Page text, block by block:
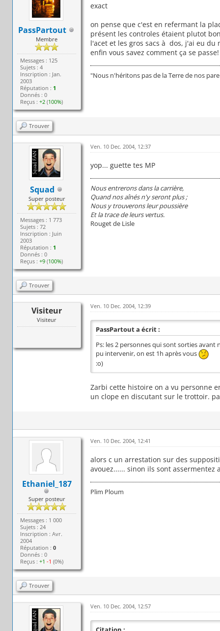
PassPartout
Membre
Messages : 125
Sujets : 4
Inscription : Jan.
2003
Réputation : 1
Donnés : 0
Reçus :+2 (100%)
exact
on pense que c'est en refermant la
présent les controles étaient plutot
l'acet et les gros sacs à dos, j'ai eu
enfin vous savez comment ça se passe!
"Nous n'héritons pas de la Terre de nos
Trouver
Squad
Super posteur
Messages : 1 773
Sujets : 72
Inscription : Juin
2003
Réputation : 1
Donnés : 0
Reçus :+9 (100%)
Ven. 10 Dec. 2004, 12:37
yop... guette tes MP
Nous entrerons dans la carrière,
Quand nos aînés n'y seront plus ;
Nous y trouverons leur poussière
Et la trace de leurs vertus.
Rouget de Lisle
Trouver
Visiteur
Visiteur
Ven. 10 Dec. 2004, 12:39
PassPartout a écrit :
Ps: les 2 personnes qui sont sorties
pu intervenir, on est 1h après vous
:o)
Zarbi cette histoire on a vu personne
un clope en discutant sur le trottoir.
Ethaniel_187
Super posteur
Messages : 1 000
Sujets : 24
Inscription : Avr.
2004
Réputation :0
Donnés : 0
Reçus :+1 -1 (0%)
Ven. 10 Dec. 2004, 12:41
alors c un arrestation sur des
avouez...... sinon ils sont assermentez
Plim Ploum
Trouver
Ven. 10 Dec. 2004, 12:57